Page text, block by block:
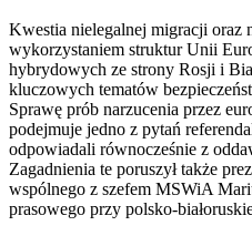
Kwestia nielegalnej migracji oraz
wykorzystaniem struktur Unii
hybrydowych ze strony Rosji i
kluczowych tematów
Sprawę prób narzucenia przez
podejmuje jedno z pytań
odpowiadali równocześnie z
Zagadnienia te poruszył także
wspólnego z szefem MSWiA
prasowego przy polsko-